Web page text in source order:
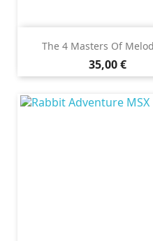
The 4 Masters Of
Prix
35,00 €